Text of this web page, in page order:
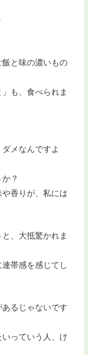
と味の濃いもの
も、食べられま
メなんですよ
？
香りが、私には
、大抵驚かれま
帯感を感じてし
るじゃないです
っていう人、け